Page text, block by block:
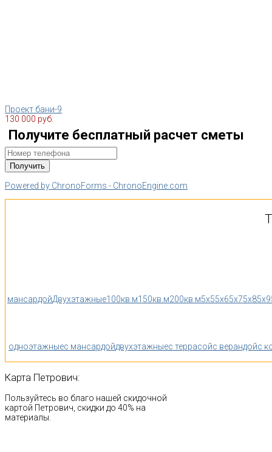
Проект бани-9
130 000 руб.
Получите бесплатный расчет сметы
Powered by ChronoForms - ChronoEngine.com
мансардойДвухэтажные100кв.м150кв.м200кв.м5x55x65x75x85x9
одноэтажныес мансардойдвухэтажныес террасойс верандойс
Карта Петрович:
Пользуйтесь во благо нашей скидочной
картой Петрович, скидки до 40% на
материалы.